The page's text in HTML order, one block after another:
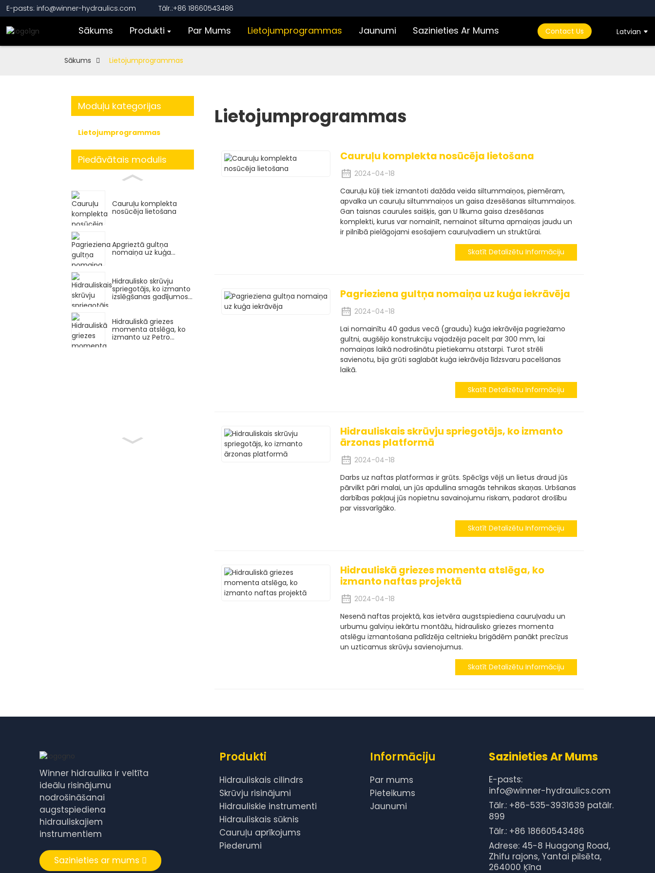
E-pasts: info@winner-hydraulics.com Tālr.:+86 18660543486
Sākums Produkti Par Mums Lietojumprogrammas Jaunumi Sazinieties Ar Mums Contact Us Latvian
Sākums Lietojumprogrammas
Moduļu kategorijas
Lietojumprogrammas
Piedāvātais modulis
Cauruļu komplekta
nosūcēja lietošana
Apgrieztā gultņa
nomaiņa uz kuģa...
Hidraulisko skrūvju
spriegotājs, ko izmanto
izslēgšanas gadījumos...
Hidrauliskā griezes
momenta atslēga, ko
izmanto uz Petro...
Lietojumprogrammas
Cauruļu komplekta nosūcēja lietošana
2024-04-18
Cauruļu kūļi tiek izmantoti dažāda veida siltummaiņos, piemēram,
apvalka un cauruļu siltummaiņos un gaisa dzesēšanas siltummaiņos.
Gan taisnas caurules saišķis, gan U līkuma gaisa dzesēšanas
komplekti, kurus var nomainīt, nemainot siltuma apmaiņas jaudu un
ir pilnībā pielāgojami esošajiem cauruļvadiem un struktūrai.
Skatīt Detalizētu Informāciju
Pagrieziena gultņa nomaiņa uz kuģa iekrāvēja
2024-04-18
Lai nomainītu 40 gadus vecā (graudu) kuģa iekrāvēja pagriežamo
gultni, augšējo konstrukciju vajadzēja pacelt par 300 mm, lai
nomaiņas laikā nodrošinātu pietiekamu atstarpi. Turot strēli
savienotu, bija grūti saglabāt kuģa iekrāvēja līdzsvaru pacelšanas
laikā.
Skatīt Detalizētu Informāciju
Hidrauliskais skrūvju spriegotājs, ko izmanto
ārzonas platformā
2024-04-18
Darbs uz naftas platformas ir grūts. Spēcīgs vējš un lietus draud jūs
pārvilkt pāri malai, un jūs apdullina smagās tehnikas skaņas. Urbšanas
darbības pakļauj jūs nopietnu savainojumu riskam, padarot drošību
par vissvarīgāko.
Skatīt Detalizētu Informāciju
Hidrauliskā griezes momenta atslēga, ko
izmanto naftas projektā
2024-04-18
Nesenā naftas projektā, kas ietvēra augstspiediena cauruļvadu un
urbumu galviņu iekārtu montāžu, hidraulisko griezes momenta
atslēgu izmantošana palīdzēja celtnieku brigādēm panākt precīzus
un uzticamus skrūvju savienojumus.
Skatīt Detalizētu Informāciju
Winner hidraulika ir veltīta
ideālu risinājumu
nodrošināšanai
augstspiediena
hidrauliskajiem
instrumentiem
Sazinieties ar mums
Produkti
Hidrauliskais cilindrs
Skrūvju risinājumi
Hidrauliskie instrumenti
Hidrauliskais sūknis
Cauruļu aprīkojums
Piederumi
Informāciju
Par mums
Pieteikums
Jaunumi
Sazinieties Ar Mums
E-pasts:
info@winner-hydraulics.com
Tālr.: +86-535-3931639 patālr.
899
Tālr.: +86 18660543486
Adrese: 45-8 Huagong Road,
Zhifu rajons, Yantai pilsēta,
264000 Ķīna